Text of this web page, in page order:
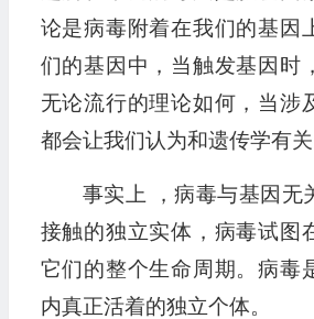
论是病毒附着在我们的基因
们的基因中，当触发基因时
无论流行的理论如何，当涉
都会让我们认为和遗传学有关
事实上 ，病毒与基因无
接触的独立实体，病毒试图
它们的整个生命周期。病毒
内真正活着的独立个体。